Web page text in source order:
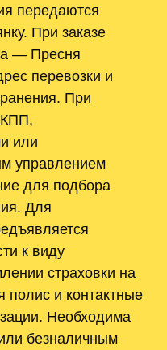
передаются
При заказе
— Пресня
перевозки и
При
или
управлением
для подбора
Для
к виду
страховки на
полис и контактные
Необходима
безналичным